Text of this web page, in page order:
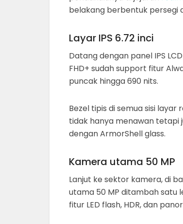
belakang berbentuk persegi
Layar IPS 6.72 inci
Datang dengan panel IPS
FHD+ sudah support fitur
puncak hingga 690 nits.
Bezel tipis di semua sisi
tidak hanya menawan tetapi
dengan ArmorShell glass.
Kamera utama 50 MP
Lanjut ke sektor kamera, di
utama 50 MP ditambah satu
fitur LED flash, HDR, dan